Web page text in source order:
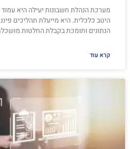
מערכת הנהלת חשבונות יעילה היא
היטב כלכלית. היא מייעלת תהליכים
הנתונים ותומכת בקבלת החלטות
קרא עוד